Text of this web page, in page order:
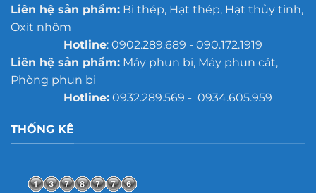
Liên hệ sản phẩm:Bi thép, Hạt thép, Hạt thủy tinh,
Oxit nhôm
Hotline: 0902.289.689 - 090.172.1919
Liên hệ sản phẩm:Máy phun bi, Máy phun cát,
Phòng phun bi
Hotline:0932.289.569 - 0934.605.959
THỐNG KÊ